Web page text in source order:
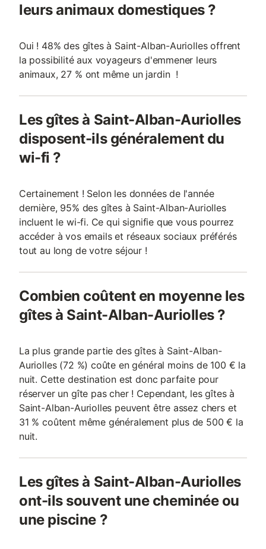
leurs animaux domestiques ?
Oui ! 48% des gîtes à Saint-Alban-Auriolles offrent
la possibilité aux voyageurs d'emmener leurs
animaux, 27 % ont même un jardin !
Les gîtes à Saint-Alban-Auriolles
disposent-ils généralement du
wi-fi ?
Certainement ! Selon les données de l'année
dernière, 95% des gîtes à Saint-Alban-Auriolles
incluent le wi-fi. Ce qui signifie que vous pourrez
accéder à vos emails et réseaux sociaux préférés
tout au long de votre séjour !
Combien coûtent en moyenne les
gîtes à Saint-Alban-Auriolles ?
La plus grande partie des gîtes à Saint-Alban-
Auriolles (72 %) coûte en général moins de 100 € la
nuit. Cette destination est donc parfaite pour
réserver un gîte pas cher ! Cependant, les gîtes à
Saint-Alban-Auriolles peuvent être assez chers et
31 % coûtent même généralement plus de 500 € la
nuit.
Les gîtes à Saint-Alban-Auriolles
ont-ils souvent une cheminée ou
une piscine ?